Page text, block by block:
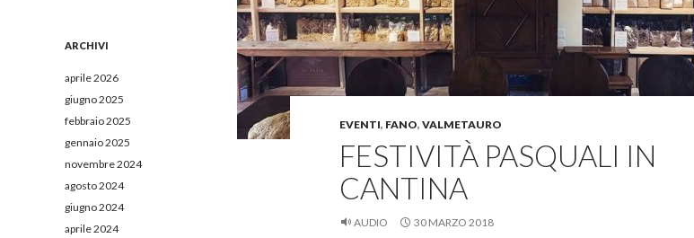
EVENTI, FANO, VALMETAURO
FESTIVITÀ PASQUALI IN
CANTINA
AUDIO 30 MARZO 2018
r
a
r
:
ARCHIVI
aprile 2026
giugno 2025
febbraio 2025
gennaio 2025
novembre 2024
agosto 2024
giugno 2024
aprile 2024